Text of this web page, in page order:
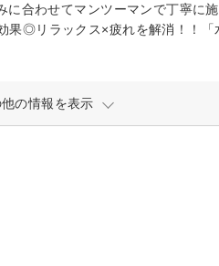
合わせてマンツーマンで丁寧に
果◎リラックス×疲れを解消！！「
の情報を表示